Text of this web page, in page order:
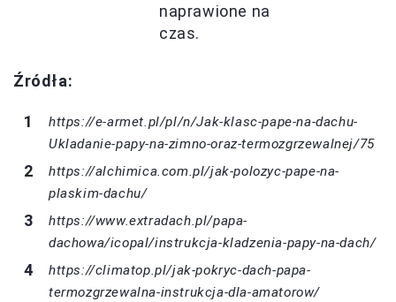
naprawione na
czas.
Źródła:
https://e-armet.pl/pl/n/Jak-klasc-pape-na-dachu-
Ukladanie-papy-na-zimno-oraz-termozgrzewalnej/75
https://alchimica.com.pl/jak-polozyc-pape-na-
plaskim-dachu/
https://www.extradach.pl/papa-
dachowa/icopal/instrukcja-kladzenia-papy-na-dach/
https://climatop.pl/jak-pokryc-dach-papa-
termozgrzewalna-instrukcja-dla-amatorow/